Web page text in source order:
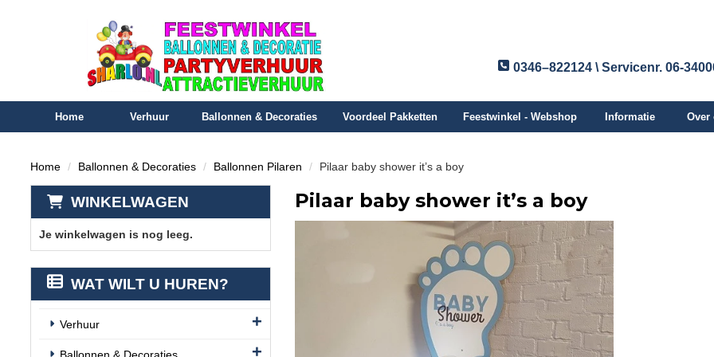
0346–822124 \ Servicenr. 06-
Home Verhuur Ballonnen & Decoraties Voordeel Pakketten Feestwinkel - Webshop Informatie Over
Home Ballonnen & Decoraties Ballonnen Pilaren Pilaar baby shower it’s a boy
WINKELWAGEN
Je winkelwagen is nog leeg.
WAT WILT U HUREN?
Verhuur
Pilaar baby shower it’s a boy